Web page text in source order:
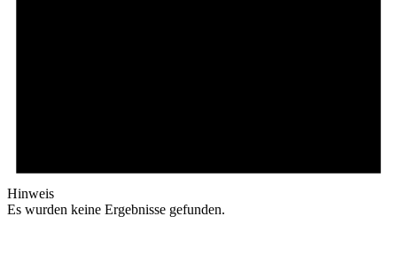
Hinweis
Es wurden keine Ergebnisse gefunden.